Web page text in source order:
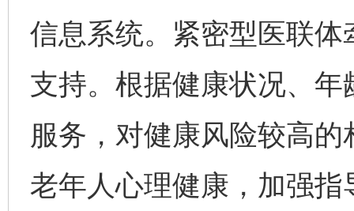
信息系统。紧密型医联
支持。根据健康状况、
服务，对健康风险较高
老年人心理健康，加强指